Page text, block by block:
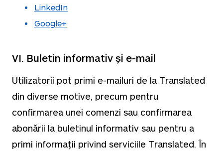
LinkedIn
Google+
VI. Buletin informativ și e-mail
Utilizatorii pot primi e-mailuri de la Translated
din diverse motive, precum pentru
confirmarea unei comenzi sau confirmarea
abonării la buletinul informativ sau pentru a
primi informații privind serviciile Translated. În